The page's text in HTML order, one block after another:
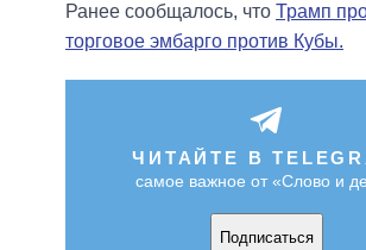
Ранее сообщалось, что Трамп
торговое эмбарго против Кубы.
ЧИТАЙТЕ В
самое важное от «Слово и
Подписаться